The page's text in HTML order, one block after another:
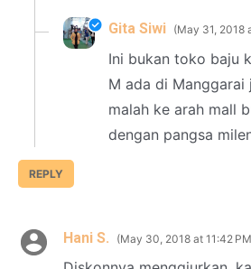
REPLY
Gita Siwi May 31, 2018
Ini bukan toko baju
M ada di Manggarai
malah ke arah mall
dengan pangsa
Hani S. May 30, 2018 at 11:42 PM